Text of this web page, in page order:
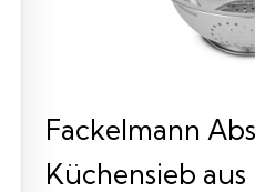
Fackelmann
Küchensieb aus